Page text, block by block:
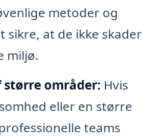
metoder og
sikre, at de ikke skader
miljø.
større områder: Hvis
eller en større
teams